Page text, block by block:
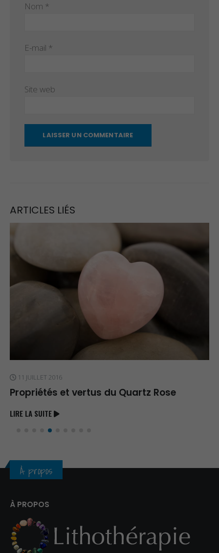
Nom *
E-mail *
Site web
ARTICLES LIÉS
11 JUILLET 2016
Propriétés et vertus du Quartz Rose
LIRE LA SUITE
À propos
À PROPOS